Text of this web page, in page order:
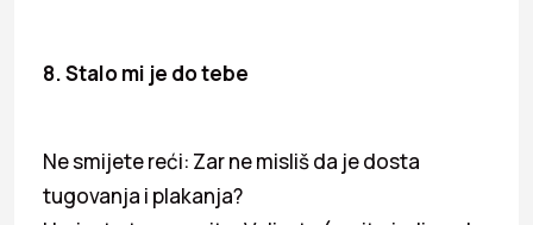
8. Stalo mi je do tebe
Ne smijete reći: Zar ne misliš da je dosta
tugovanja i plakanja?